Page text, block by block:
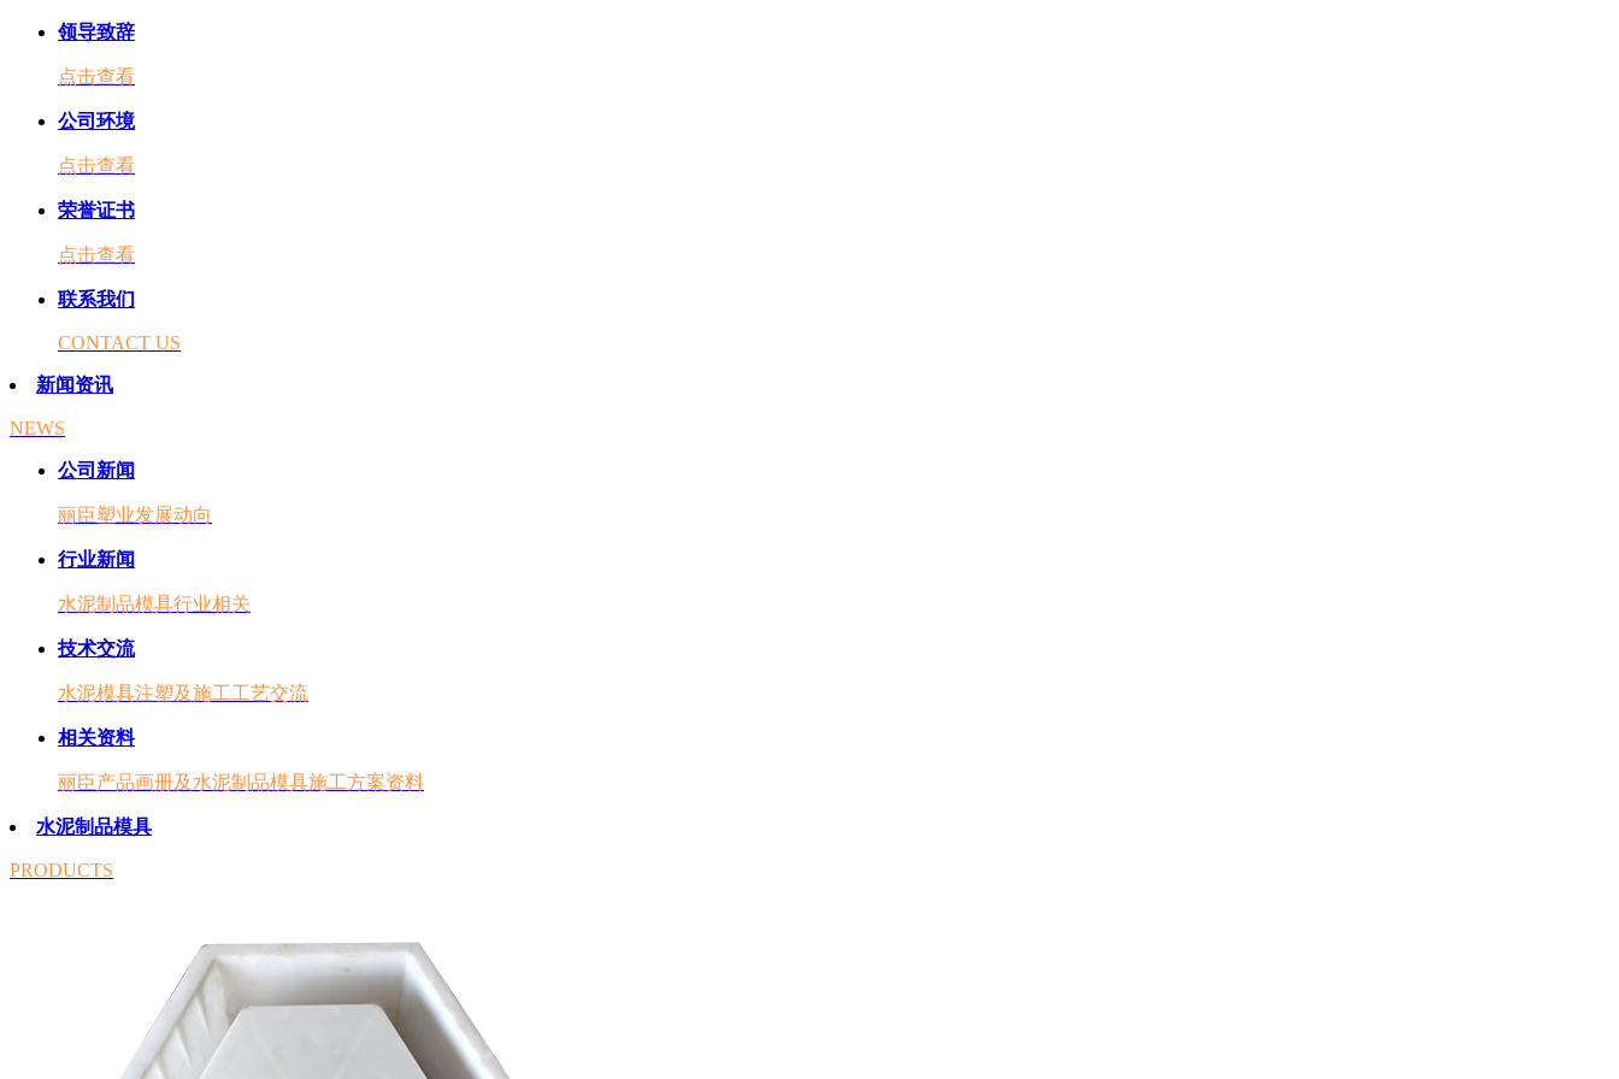
领导致辞
点击查看
公司环境
点击查看
荣誉证书
点击查看
联系我们
CONTACT US
新闻资讯
NEWS
公司新闻
丽臣塑业发展动向
行业新闻
水泥制品模具行业相关
技术交流
水泥模具注塑及施工工艺交流
相关资料
丽臣产品画册及水泥制品模具施工方案资料
水泥制品模具
PRODUCTS